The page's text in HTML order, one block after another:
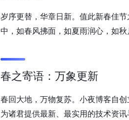
岁序更替，华章日新。值此新春佳
中，如春风拂面，如夏雨润心，如
春之寄语：万象更新
春回大地，万物复苏。小夜博客自
为诸君提供最新、最实用的技术资